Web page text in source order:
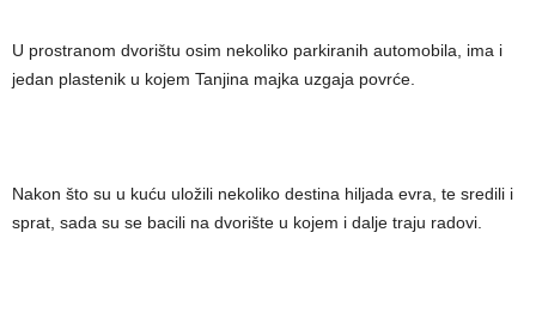
U prostranom dvorištu osim nekoliko parkiranih automobila, ima i
jedan plastenik u kojem Tanjina majka uzgaja povrće.
Nakon što su u kuću uložili nekoliko destina hiljada evra, te sredili i
sprat, sada su se bacili na dvorište u kojem i dalje traju radovi.